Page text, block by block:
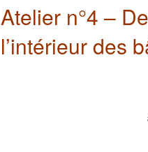
Atelier n°4 –
l’intérieur des
Le